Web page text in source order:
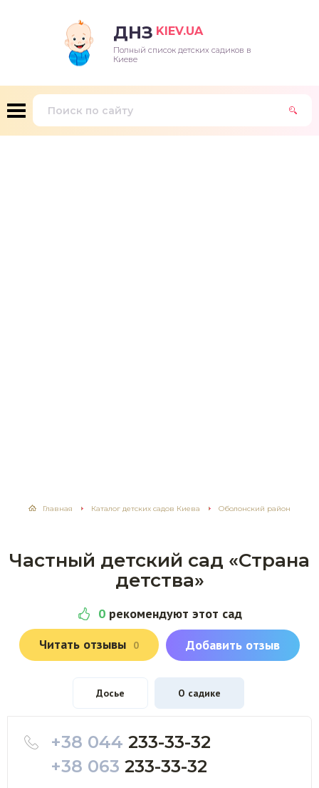
ДНЗ KIEV.UA
Полный список детских садиков в
Киеве
Главная Каталог детских садов Киева Оболонский район
Частный детский сад «Страна
детства»
0 рекомендуют этот сад
Читать отзывы
0 Добавить отзыв
Досье О садике
+38 044 233-33-32
+38 063 233-33-32